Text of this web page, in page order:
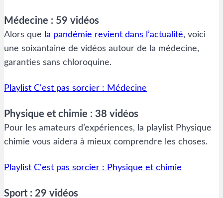
Médecine : 59 vidéos
Alors que la pandémie revient dans l’actualité, voici
une soixantaine de vidéos autour de la médecine,
garanties sans chloroquine.
Playlist C'est pas sorcier : Médecine
Physique et chimie : 38 vidéos
Pour les amateurs d’expériences, la playlist Physique
chimie vous aidera à mieux comprendre les choses.
Playlist C'est pas sorcier : Physique et chimie
Sport : 29 vidéos